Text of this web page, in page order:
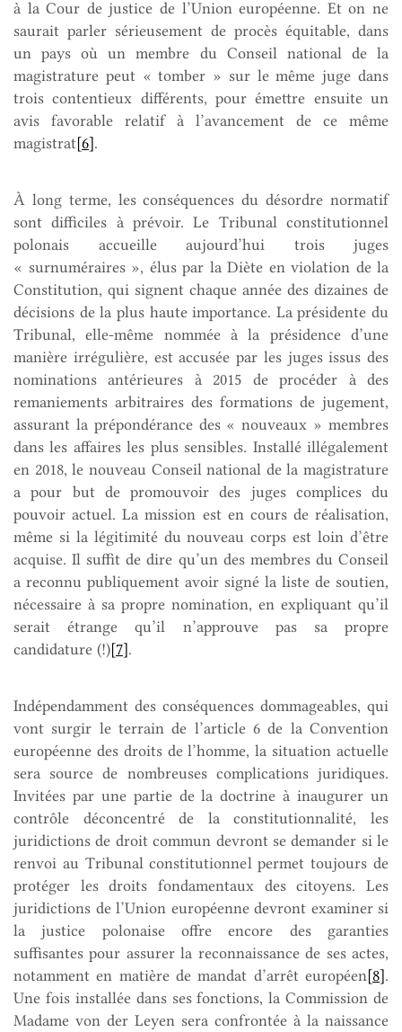
à la Cour de justice de l’Union européenne. Et on ne
saurait parler sérieusement de procès équitable, dans
un pays où un membre du Conseil national de la
magistrature peut « tomber » sur le même juge dans
trois contentieux différents, pour émettre ensuite un
avis favorable relatif à l’avancement de ce même
magistrat[6].
À long terme, les conséquences du désordre normatif
sont difficiles à prévoir. Le Tribunal constitutionnel
polonais accueille aujourd’hui trois juges
« surnuméraires », élus par la Diète en violation de la
Constitution, qui signent chaque année des dizaines de
décisions de la plus haute importance. La présidente du
Tribunal, elle-même nommée à la présidence d’une
manière irrégulière, est accusée par les juges issus des
nominations antérieures à 2015 de procéder à des
remaniements arbitraires des formations de jugement,
assurant la prépondérance des « nouveaux » membres
dans les affaires les plus sensibles. Installé illégalement
en 2018, le nouveau Conseil national de la magistrature
a pour but de promouvoir des juges complices du
pouvoir actuel. La mission est en cours de réalisation,
même si la légitimité du nouveau corps est loin d’être
acquise. Il suffit de dire qu’un des membres du Conseil
a reconnu publiquement avoir signé la liste de soutien,
nécessaire à sa propre nomination, en expliquant qu’il
serait étrange qu’il n’approuve pas sa propre
candidature (!)[7].
Indépendamment des conséquences dommageables, qui
vont surgir le terrain de l’article 6 de la Convention
européenne des droits de l’homme, la situation actuelle
sera source de nombreuses complications juridiques.
Invitées par une partie de la doctrine à inaugurer un
contrôle déconcentré de la constitutionnalité, les
juridictions de droit commun devront se demander si le
renvoi au Tribunal constitutionnel permet toujours de
protéger les droits fondamentaux des citoyens. Les
juridictions de l’Union européenne devront examiner si
la justice polonaise offre encore des garanties
suffisantes pour assurer la reconnaissance de ses actes,
notamment en matière de mandat d’arrêt européen[8].
Une fois installée dans ses fonctions, la Commission de
Madame von der Leyen sera confrontée à la naissance